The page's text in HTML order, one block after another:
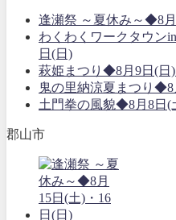
逢瀬祭 ～夏休み～◆8
わくわくワークタウン
日(日)
萩姫まつり◆8月9日(日
鬼の里納涼夏まつり◆8
土門拳の風貌◆8月8日(
郡山市